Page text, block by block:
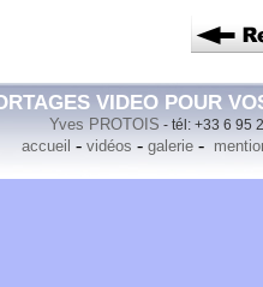
VIDEO POUR
Yves PROTOIS - tél: +33 6 95
accueil - vidéos - galerie-